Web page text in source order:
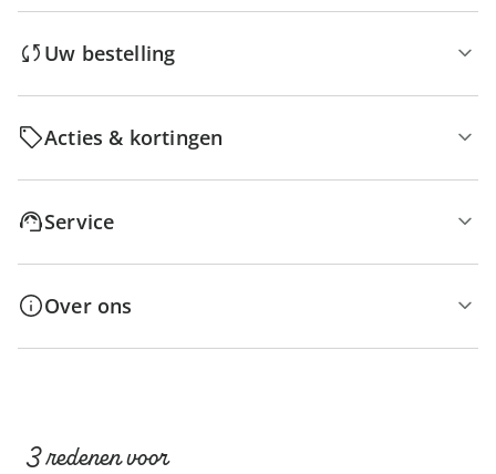
Uw bestelling
Acties & kortingen
Service
Over ons
3 redenen voor